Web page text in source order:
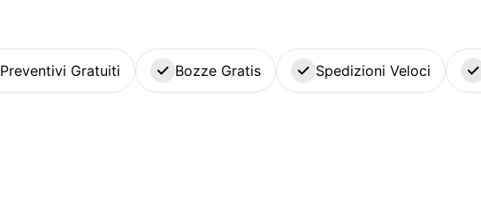
Preventivi Gratuiti Bozze Gratis Spedizioni Veloci